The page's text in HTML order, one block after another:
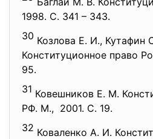
1998. С. 341 – 343.
30 Козлова Е. И., Кутафин
Конституционное право
95.
31 Ковешников Е. М.
РФ. М., 2001. С. 19.
32 Коваленко А. И.